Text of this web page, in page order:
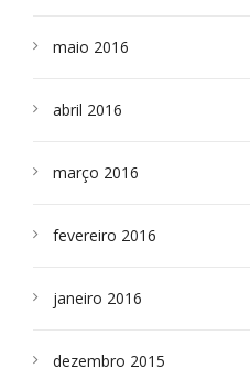
maio 2016
abril 2016
março 2016
fevereiro 2016
janeiro 2016
dezembro 2015